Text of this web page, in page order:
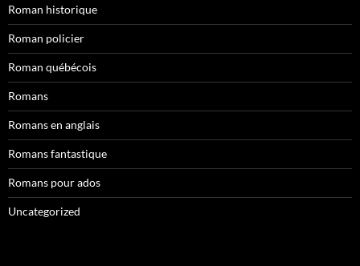
Roman historique
Roman policier
Roman québécois
Romans
Romans en anglais
Romans fantastique
Romans pour ados
Uncategorized